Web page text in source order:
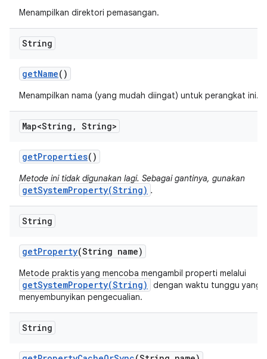
Menampilkan direktori pemasangan.
String
getName()
Menampilkan nama (yang mudah diingat) untuk perangkat ini.
Map<String , String>
getProperties()
Metode ini tidak digunakan lagi. Sebagai gantinya, gunakan
getSystemProperty(String) .
String
getProperty(String name)
Metode praktis yang mencoba mengambil properti melalui
getSystemProperty(String)
dengan waktu tunggu yang
menyembunyikan pengecualian.
String